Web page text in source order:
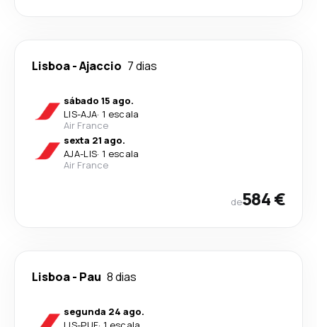
Lisboa-Ajaccio 7 dias
sábado 15 ago.
LIS-AJA· 1 escala
Air France
sexta 21 ago.
AJA-LIS· 1 escala
Air France
de584 €
Lisboa- Pau 8 dias
segunda 24 ago.